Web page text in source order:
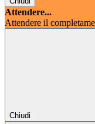
Attendere...
Attendere il
Chiudi